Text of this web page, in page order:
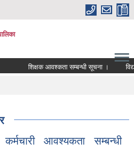
शिक्षक आवश्कता सम्बन्धी सूचना ।
कर्मचारी आवश्यकता सम्बन्धी